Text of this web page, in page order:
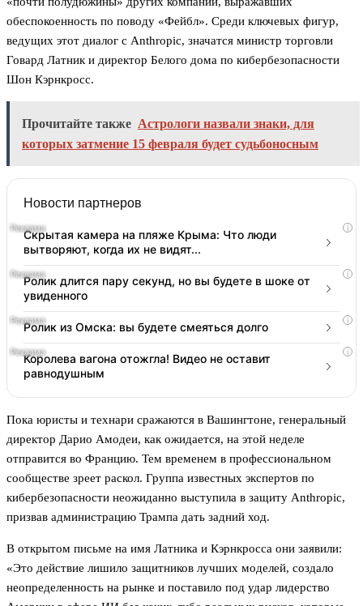
обеспокоенность по поводу «Фейбл». Среди ключевых фигур,
ведущих этот диалог с Anthropic, значатся министр торговли
Говард Латник и директор Белого дома по кибербезопасности
Шон Кэрнкросс.
Прочитайте также Астрологи назвали знаки, для
которых затмение 15 февраля будет судьбоносным
Новости партнеров
i
Скрытая камера на пляже Крыма: Что люди
вытворяют, когда их не видят...
i
Ролик длится пару секунд, но вы будете в шоке от
увиденного
i
Ролик из Омска: вы будете смеяться долго
i
Королева вагона отожгла! Видео не оставит
равнодушным
Пока юристы и технари сражаются в Вашингтоне, генеральный
директор Дарио Амодеи, как ожидается, на этой неделе
отправится во Францию. Тем временем в профессиональном
сообществе зреет раскол. Группа известных экспертов по
кибербезопасности неожиданно выступила в защиту Anthropic,
призвав администрацию Трампа дать задний ход.
В открытом письме на имя Латника и Кэрнкросса они заявили:
«Это действие лишило защитников лучших моделей, создало
неопределенность на рынке и поставило под удар лидерство